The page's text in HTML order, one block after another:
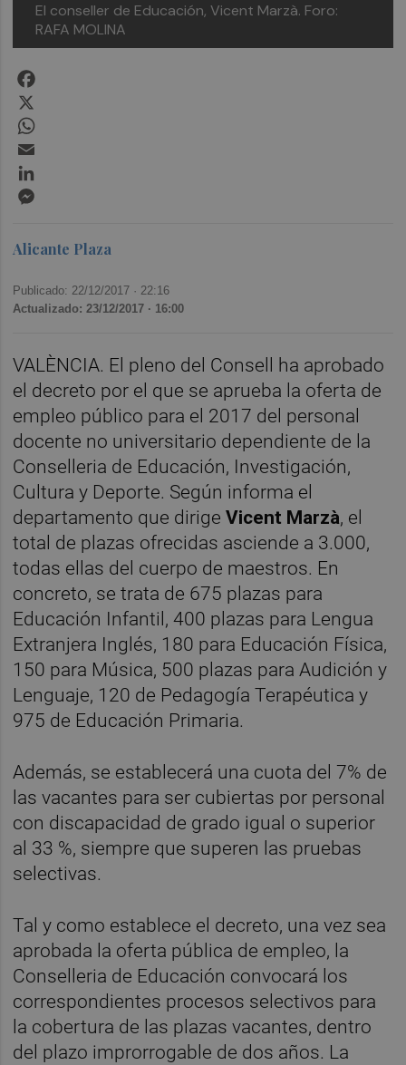
El conseller de Educación, Vicent Marzà. Foro:
RAFA MOLINA
Alicante Plaza
Publicado: 22/12/2017 · 22:16
Actualizado: 23/12/2017 · 16:00
VALÈNCIA. El pleno del Consell ha aprobado
el decreto por el que se aprueba la oferta de
empleo público para el 2017 del personal
docente no universitario dependiente de la
Conselleria de Educación, Investigación,
Cultura y Deporte. Según informa el
departamento que dirigeVicent Marzà, el
total de plazas ofrecidas asciende a 3.000,
todas ellas del cuerpo de maestros. En
concreto, se trata de 675 plazas para
Educación Infantil, 400 plazas para Lengua
Extranjera Inglés, 180 para Educación Física,
150 para Música, 500 plazas para Audición y
Lenguaje, 120 de Pedagogía Terapéutica y
975 de Educación Primaria.
Además, se establecerá una cuota del 7% de
las vacantes para ser cubiertas por personal
con discapacidad de grado igual o superior
al 33 %, siempre que superen las pruebas
selectivas.
Tal y como establece el decreto, una vez sea
aprobada la oferta pública de empleo, la
Conselleria de Educación convocará los
correspondientes procesos selectivos para
la cobertura de las plazas vacantes, dentro
del plazo improrrogable de dos años. La